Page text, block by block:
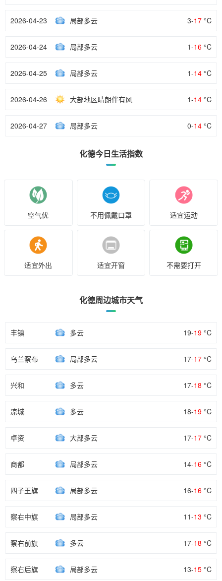
2026-04-23 局部多云 3-17 °C
2026-04-24 局部多云 1-16 °C
2026-04-25 局部多云 1-14 °C
2026-04-26 大部地区晴朗伴有风 1-14 °C
2026-04-27 局部多云 0-14 °C
化德今日生活指数
空气优 不用佩戴口罩 适宜运动
适宜外出 适宜开窗 不需要打开
化德周边城市天气
丰镇 多云 19-19 °C
乌兰察布 局部多云 17-17 °C
兴和 多云 17-18 °C
凉城 多云 18-19 °C
卓资 大部多云 17-17 °C
商都 局部多云 14-16 °C
四子王旗 局部多云 16-16 °C
察右中旗 局部多云 11-13 °C
察右前旗 多云 17-18 °C
察右后旗 局部多云 13-15 °C